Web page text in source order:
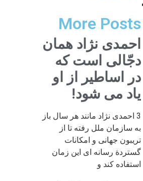
More Posts
احمدی نژاد همان
دجّالی است که
در اساطیر از او
یاد می شود!
3 احمدی نژاد مانند هر سال باز
به سازمان ملل رفته تا از
تریبون جهانی و امکانات
گستردة رسانه ای این زمان
استفاده کند و